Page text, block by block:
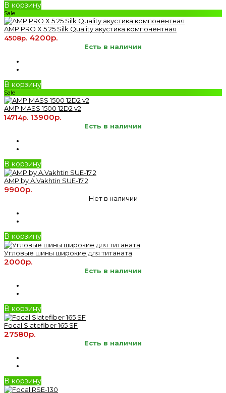
В корзину
Sale
AMP PRO X 5.25 Silk Quality акустика компонентная
4508р. 4200р.
Есть в наличии
В корзину
Sale
AMP MASS 1500 12D2 v2
14714р. 13900р.
Есть в наличии
В корзину
AMP by A.Vakhtin SUE-17.2
9900р.
Нет в наличии
В корзину
Угловые шины широкие для титаната
2000р.
Есть в наличии
В корзину
Focal Slatefiber 165 SF
27580р.
Есть в наличии
В корзину